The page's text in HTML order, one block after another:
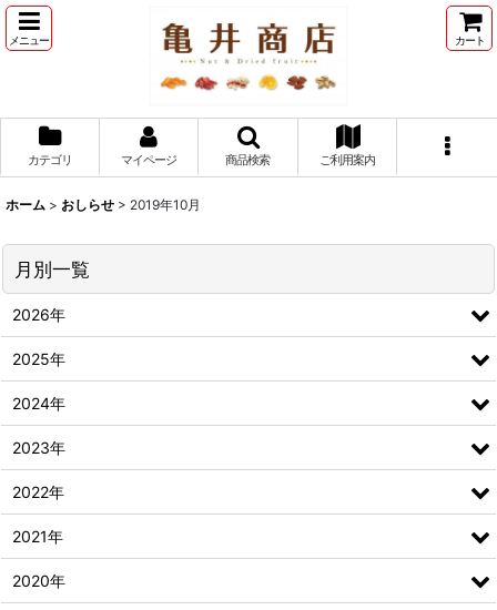
メニュー カート
カテゴリ マイページ 商品検索 ご利用案内
ホーム > おしらせ > 2019年10月
月別一覧
2026年
2025年
2024年
2023年
2022年
2021年
2020年